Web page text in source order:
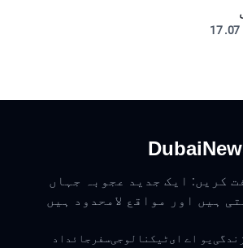
کریں: ایک جدید عجوبہ جہاں
ہیں اور مواقع لامحدود ہیں
یو اے ایٹیکنالوجیسفر جائداد